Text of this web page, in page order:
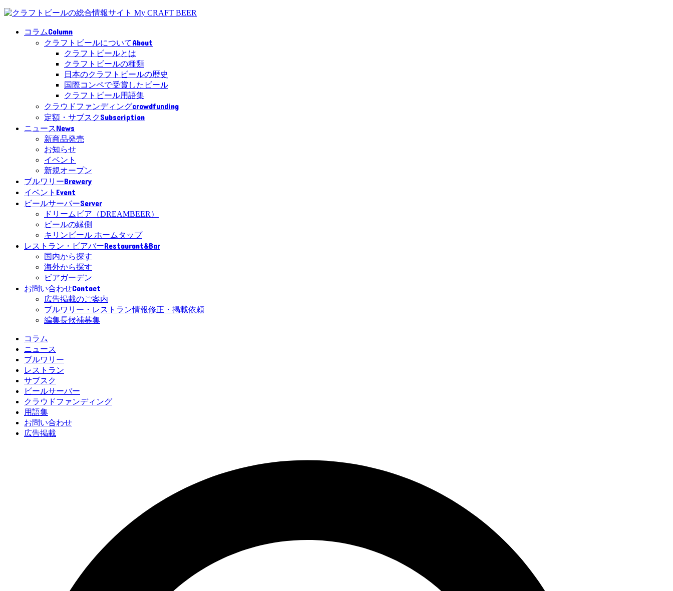
コラムColumn
クラフトビールについてAbout
クラフトビールとは
クラフトビールの種類
日本のクラフトビールの歴史
国際コンペで受賞したビール
クラフトビール用語集
クラウドファンディングcrowdfunding
定額・サブスクSubscription
ニュースNews
新商品発売
お知らせ
イベント
新規オープン
ブルワリーBrewery
イベント Event
ビールサーバーServer
ドリームビア（DREAMBEER）
ビールの縁側
キリンビール ホームタップ
レストラン・ビアバーRestaurant&Bar
国内から探す
海外から探す
ビアガーデン
お問い合わせContact
広告掲載のご案内
ブルワリー・レストラン情報修正・掲載依頼
編集長候補募集
コラム
ニュース
ブルワリー
レストラン
サブスク
ビールサーバー
クラウドファンディング
用語集
お問い合わせ
広告掲載